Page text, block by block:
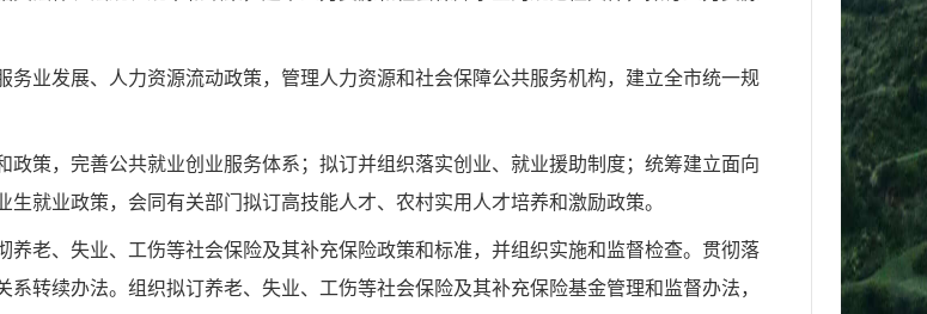
务业发展、人力资源流动政策，管理人力资源和社会保障公共服务机构，建立全市统一规
政策，完善公共就业创业服务体系；拟订并组织落实创业、就业援助制度；统筹建立面向
生就业政策，会同有关部门拟订高技能人才、农村实用人才培养和激励政策。
养老、失业、工伤等社会保险及其补充保险政策和标准，并组织实施和监督检查。贯彻落
系转续办法。组织拟订养老、失业、工伤等社会保险及其补充保险基金管理和监督办法，